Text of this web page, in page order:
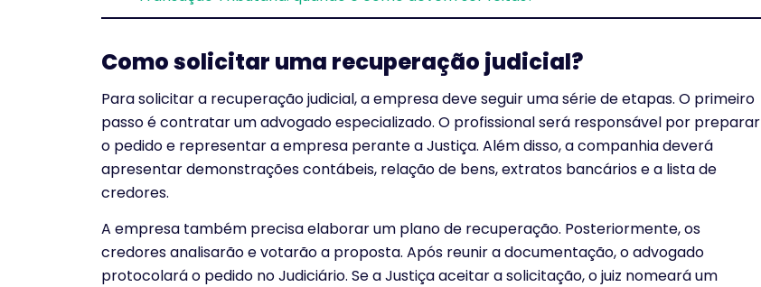
Como solicitar uma recuperação judicial?
Para solicitar a recuperação judicial, a empresa deve seguir uma série de etapas. O primeiro
passo é contratar um advogado especializado. O profissional será responsável por preparar
o pedido e representar a empresa perante a Justiça. Além disso, a companhia deverá
apresentar demonstrações contábeis, relação de bens, extratos bancários e a lista de
credores.
A empresa também precisa elaborar um plano de recuperação. Posteriormente, os
credores analisarão e votarão a proposta. Após reunir a documentação, o advogado
protocolará o pedido no Judiciário. Se a Justiça aceitar a solicitação, o juiz nomeará um